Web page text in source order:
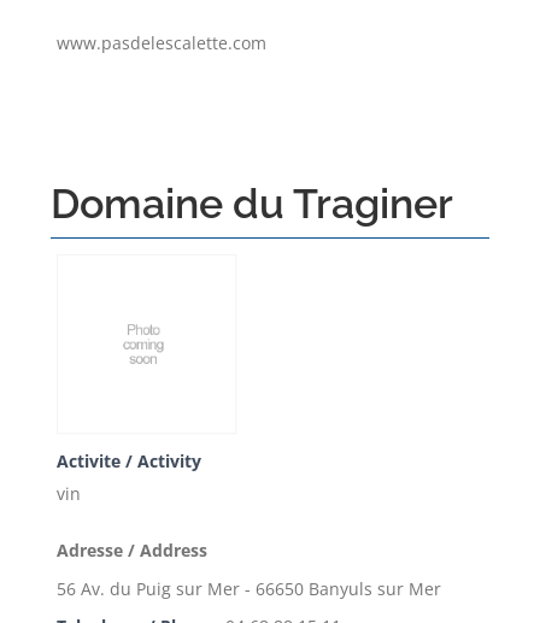
www.pasdelescalette.com
Domaine du Traginer
Activite / Activity
vin
Adresse / Address
56 Av. du Puig sur Mer - 66650 Banyuls sur Mer